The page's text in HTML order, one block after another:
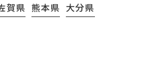
賀県 熊本県 大分県